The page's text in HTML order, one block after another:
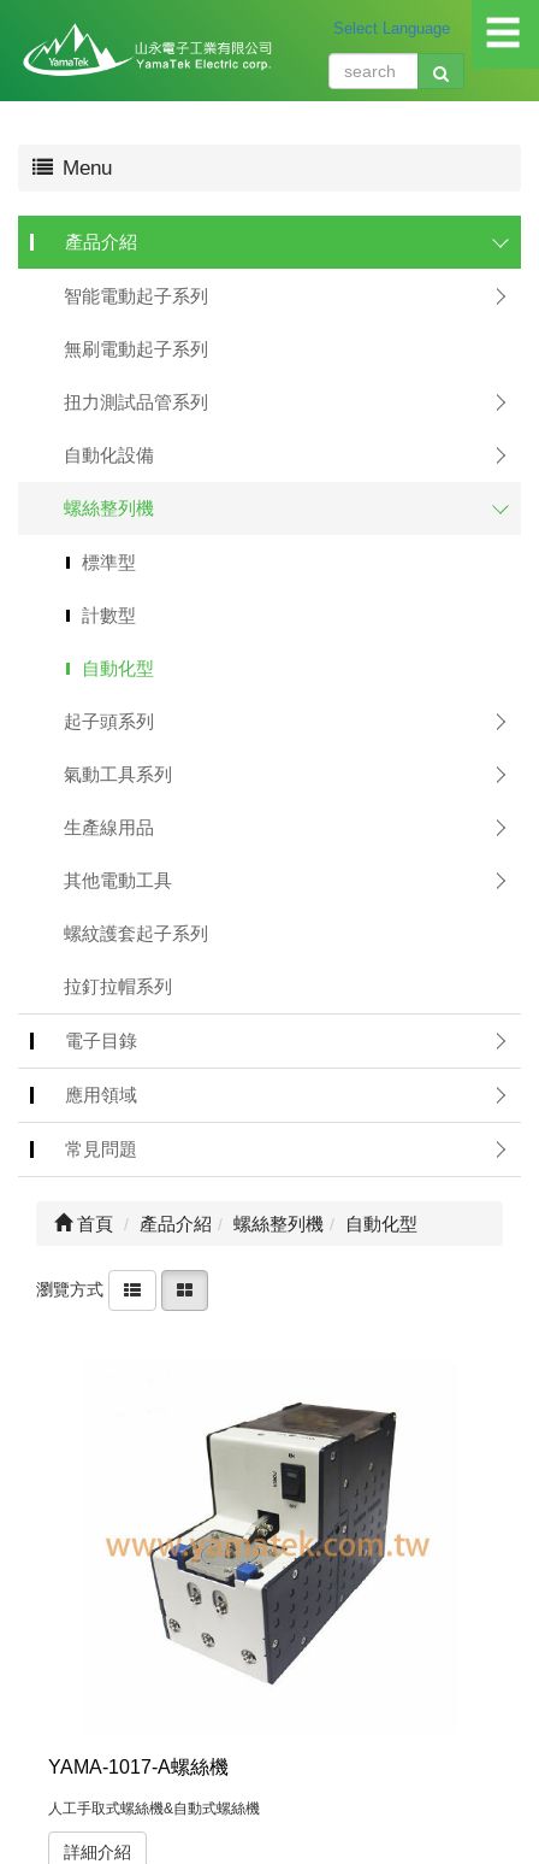
☰
About
us
紹
領
Q&A
電
子
錄
我
們
us
Menu
產品介紹
智能電動起子系列
無刷電動起子系列
扭力測試品管系列
自動化設備
螺絲整列機
標準型
計數型
自動化型
起子頭系列
氣動工具系列
生產線用品
其他電動工具
螺紋護套起子系列
拉釘拉帽系列
電子目錄
應用領域
常見問題
首頁 產品介紹 螺絲整列機 自動化型
瀏覽方式
YAMA-1017-A螺絲機
人工手取式螺絲機&自動式螺絲機
詳細介紹